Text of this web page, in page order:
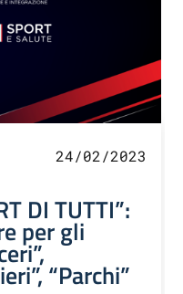
24/02/2023
DI TUTTI”:
per gli
“Parchi”